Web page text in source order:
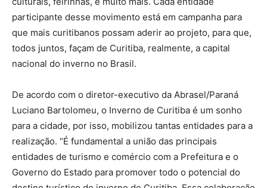
participante desse movimento está em campanha para
que mais curitibanos possam aderir ao projeto, para que,
todos juntos, façam de Curitiba, realmente, a capital
nacional do inverno no Brasil.
De acordo com o diretor-executivo da Abrasel/Paraná
Luciano Bartolomeu, o Inverno de Curitiba é um sonho
para a cidade, por isso, mobilizou tantas entidades para a
realização. “É fundamental a união das principais
entidades de turismo e comércio com a Prefeitura e o
Governo do Estado para promover todo o potencial do